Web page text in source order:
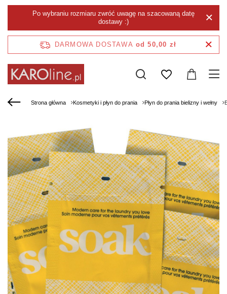
Po wybraniu rozmiaru zwróć uwagę na szacowaną datę
dostawy :)
DARMOWA DOSTAWA od 50,00 zł
Strona główna Kosmetyki i płyn do prania Płyn do prania bielizny i wełny